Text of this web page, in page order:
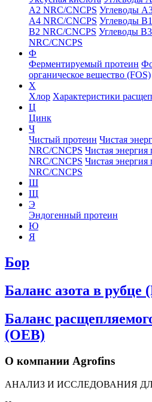
A2 NRC/CNCPS Углеводы
A4 NRC/CNCPS Углеводы
B2 NRC/CNCPS Углеводы
NRC/CNCPS
Ф
Ферментируемый протеин
органическое вещество (FOS)
Х
Хлор Характеристики
Ц
Цинк
Ч
Чистый протеин Чистая
NRC/CNCPS Чистая
NRC/CNCPS Чистая
NRC/CNCPS
Ш
Щ
Э
Эндогенный протеин
Ю
Я
Бор
Баланс азота в рубце
Баланс
(ОЕВ)
О компании Agrofins
АНАЛИЗ И ИССЛЕДОВАНИЯ